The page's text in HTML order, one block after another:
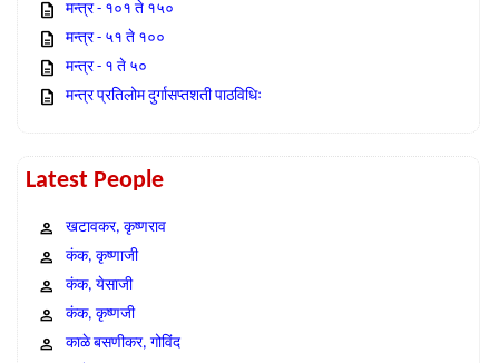
मन्त्र - १०१ ते १५०
मन्त्र - ५१ ते १००
मन्त्र - १ ते ५०
मन्त्र प्रतिलोम दुर्गासप्तशती पाठविधिः
Latest People
खटावकर, कृष्णराव
कंक, कृष्णाजी
कंक, येसाजी
कंक, कृष्णजी
काळे बसणीकर, गोविंद